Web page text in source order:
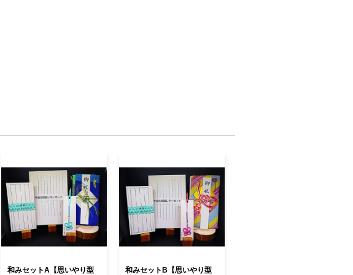
和みセットA【思いやり型 和みセットB【思いやり型